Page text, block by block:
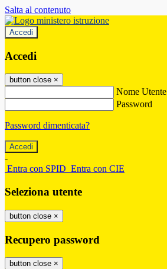
Salta al contenuto
Accedi
Accedi
button close ×
Nome Utente
Password
Password dimenticata?
-
Entra con SPID Entra con CIE
Seleziona utente
button close ×
Recupero password
button close ×